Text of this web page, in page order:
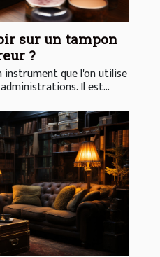
sur un tampon
?
instrument que l'on utilise
Il est...